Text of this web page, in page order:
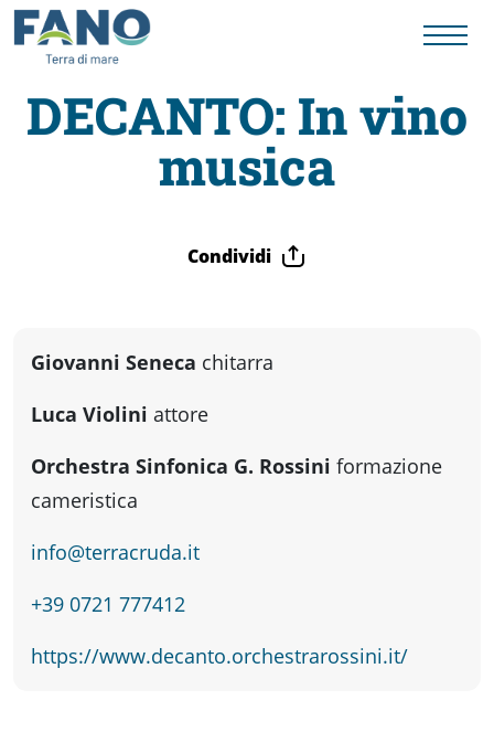
Cose
da
fare
Percorsi
storici
DECANTO: In vino
musica
Condividi
Giovanni Seneca chitarra
Luca Violini attore
Orchestra Sinfonica G. Rossini formazione
cameristica
info@terracruda.it
+39 0721 777412
https://www.decanto.orchestrarossini.it/